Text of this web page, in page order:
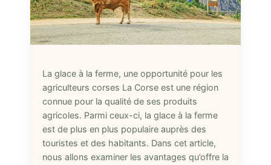
La glace à la ferme, une opportunité pour les
agriculteurs corses La Corse est une région
connue pour la qualité de ses produits
agricoles. Parmi ceux-ci, la glace à la ferme
est de plus en plus populaire auprès des
touristes et des habitants. Dans cet article,
nous allons examiner les avantages qu’offre la